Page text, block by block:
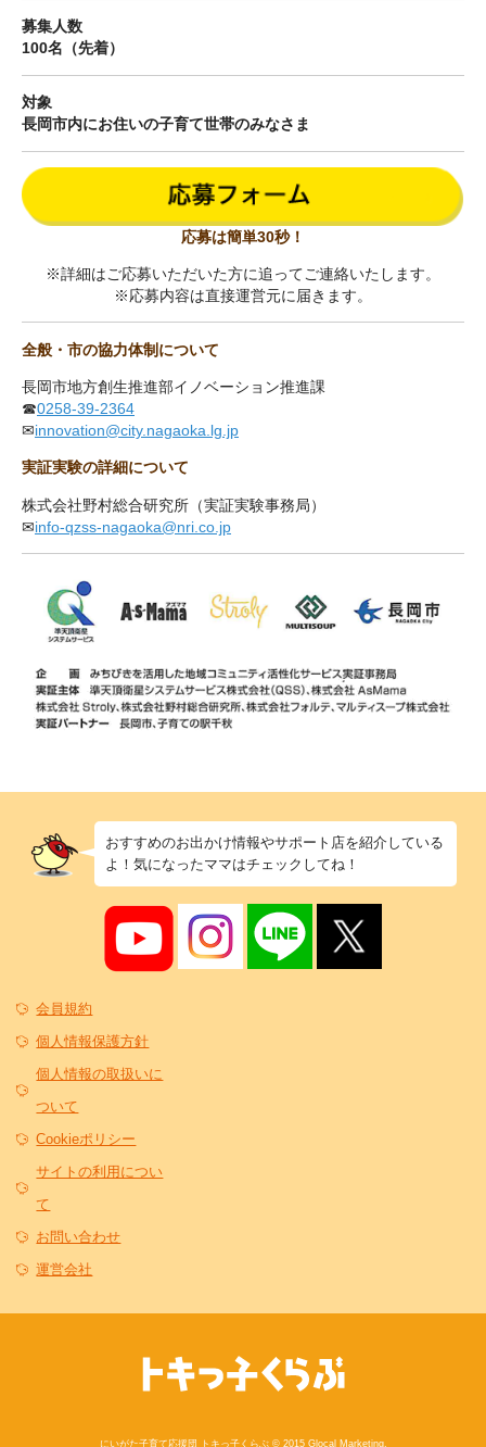
募集人数
100名（先着）
対象
長岡市内にお住いの子育て世帯のみなさま
応募は簡単30秒！
※詳細はご応募いただいた方に追ってご連絡いたします。
※応募内容は直接運営元に届きます。
全般・市の協力体制について
長岡市地方創生推進部イノベーション推進課
☎0258-39-2364
✉innovation@city.nagaoka.lg.jp
実証実験の詳細について
株式会社野村総合研究所（実証実験事務局）
✉info-qzss-nagaoka@nri.co.jp
おすすめのお出かけ情報やサポート店を紹介している
よ！気になったママはチェックしてね！
会員規約
個人情報保護方針
個人情報の取扱いに
ついて
Cookieポリシー
サイトの利用につい
て
お問い合わせ
運営会社
にいがた子育て応援団 トキっ子くらぶ © 2015 Glocal Marketing.